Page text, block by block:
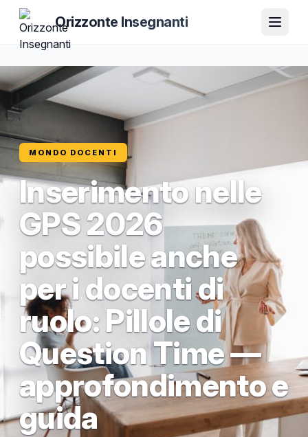
Orizzonte Insegnanti
MONDO DOCENTI
Inserimento nelle
GPS 2026
possibile anche
per i docenti di
ruolo: Pillole di
Question Time —
approfondimento e
guida